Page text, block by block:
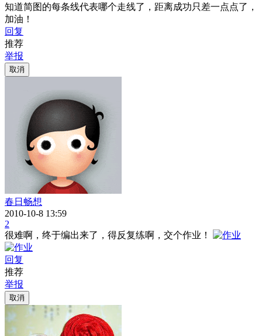
知道简图的每条线代表哪个走线了，距离成功只差一点点了，
加油！
回复
推荐
举报
取消
春日畅想
2010-10-8 13:59
2
很难啊，终于编出来了，得反复练啊，交个作业！
回复
推荐
举报
取消